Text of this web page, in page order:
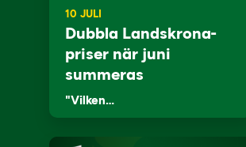
10 JULI
Dubbla Landskrona-
priser när juni
summeras
"Vilken…